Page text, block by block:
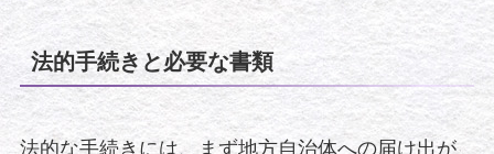
法的手続きと必要な書類
法的な手続きには、まず地方自治体への届け出が